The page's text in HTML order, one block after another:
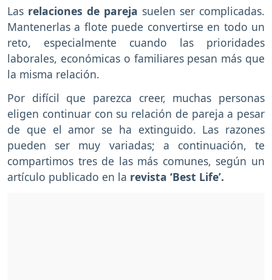
Las relaciones de pareja suelen ser complicadas.
Mantenerlas a flote puede convertirse en todo un
reto, especialmente cuando las prioridades
laborales, económicas o familiares pesan más que
la misma relación.
Por difícil que parezca creer, muchas personas
eligen continuar con su relación de pareja a pesar
de que el amor se ha extinguido. Las razones
pueden ser muy variadas; a continuación, te
compartimos tres de las más comunes, según un
artículo publicado en la revista ‘Best Life’.